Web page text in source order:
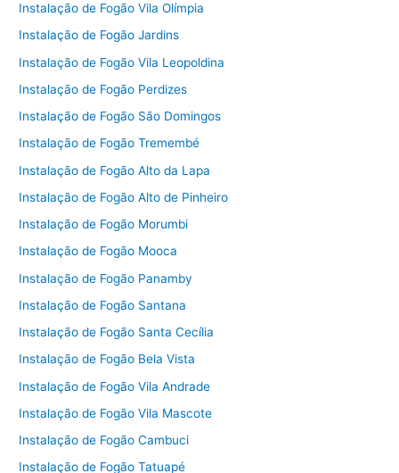
Instalação de Fogão Vila Olímpia
Instalação de Fogão Jardins
Instalação de Fogão Vila Leopoldina
Instalação de Fogão Perdizes
Instalação de Fogão São Domingos
Instalação de Fogão Tremembé
Instalação de Fogão Alto da Lapa
Instalação de Fogão Alto de Pinheiro
Instalação de Fogão Morumbi
Instalação de Fogão Mooca
Instalação de Fogão Panamby
Instalação de Fogão Santana
Instalação de Fogão Santa Cecília
Instalação de Fogão Bela Vista
Instalação de Fogão Vila Andrade
Instalação de Fogão Vila Mascote
Instalação de Fogão Cambuci
Instalação de Fogão Tatuapé